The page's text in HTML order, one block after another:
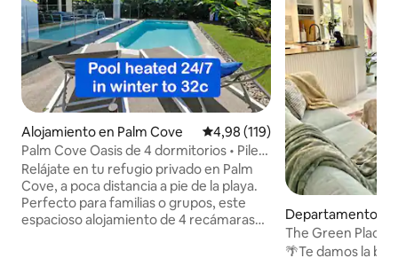
Alojamiento en Palm Cove Calificación promedio: 4,98 de
4,98 (119)
Palm Cove Oasis de 4 dormitorios • Pileta
climatizada • A pasos de la playa
Relájate en tu refugio privado en Palm
Cove, a poca distancia a pie de la playa.
Perfecto para familias o grupos, este
espacioso alojamiento de 4 recámaras
Departamento en
rth
The Green Place
2 habitaciones en
🌴Te damos la